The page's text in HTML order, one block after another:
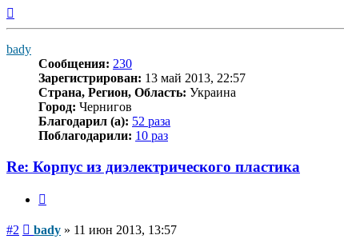
bady
Сообщения: 230
Зарегистрирован: 13 май 2013, 22:57
Страна, Регион, Область: Украина
Город: Чернигов
Благодарил (а): 52 раза
Поблагодарили: 10 раз
Re: Корпус из диэлектрического пластика
#2 Сообщение
bady » 11 июн 2013, 13:57